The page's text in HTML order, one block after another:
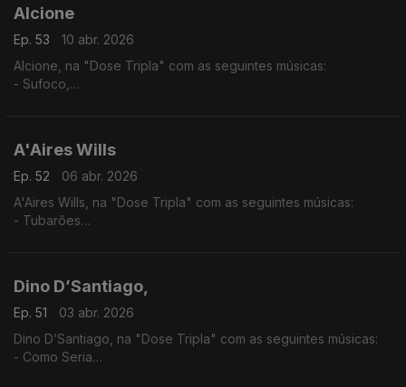
Alcione
Ep. 53
10 abr. 2026
Alcione, na "Dose Tripla" com as seguintes músicas:
- Sufoco,
A'Aires Wills
Ep. 52
06 abr. 2026
A'Aires Wills, na "Dose Tripla" com as seguintes músicas:
- Tubarões
Dino D’Santiago,
Ep. 51
03 abr. 2026
Dino D’Santiago, na "Dose Tripla" com as seguintes músicas:
- Como Seria